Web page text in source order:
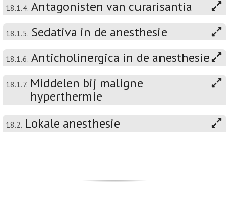
18.1.4. Antagonisten van curarisantia
18.1.5. Sedativa in de anesthesie
18.1.6. Anticholinergica in de anesthesie
18.1.7. Middelen bij maligne
hyperthermie
18.2. Lokale anesthesie